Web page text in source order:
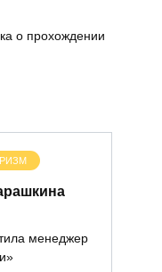
о прохождении
менеджер